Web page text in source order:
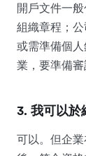
開戶文件一
組織章程；
或需準備個
業，要準備審
3. 我可以於
可以。但企